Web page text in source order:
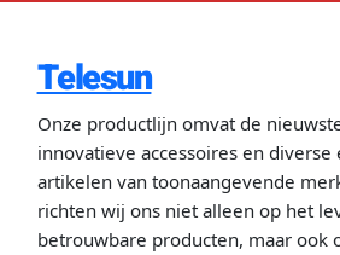
Telesun
Onze productlijn omvat de
innovatieve accessoires en diverse
artikelen van toonaangevende
richten wij ons niet alleen op het
betrouwbare producten, maar ook